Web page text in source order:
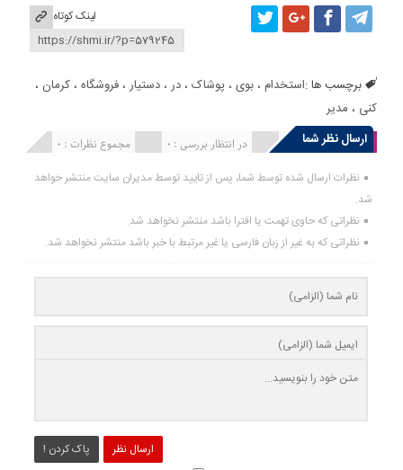
لینک کوتاه
برچسب ها :استخدام ،بوی ،پوشاک ،در ،دستیار ،فروشگاه ،کرمان ،
کنی ، مدیر
ارسال نظر شما
مجموع نظرات : 0 در انتظار بررسی : 0 انتشار یافته : 0
نظرات ارسال شده توسط شما، پس از تایید توسط مدیران سایت منتشر خواهد
شد.
نظراتی که حاوی تهمت یا افترا باشد منتشر نخواهد شد.
نظراتی که به غیر از زبان فارسی یا غیر مرتبط با خبر باشد منتشر نخواهد شد.
ارسال نظر پاک کردن !